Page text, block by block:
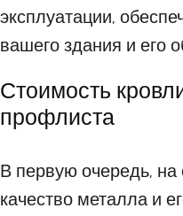
эксплуатации,
вашего здания и его
Стоимость
профлиста
В первую очередь, на
качество металла и